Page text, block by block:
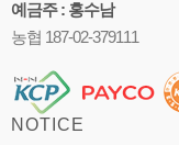
예금주 : 홍수남
농협 187-02-379111
NOTICE